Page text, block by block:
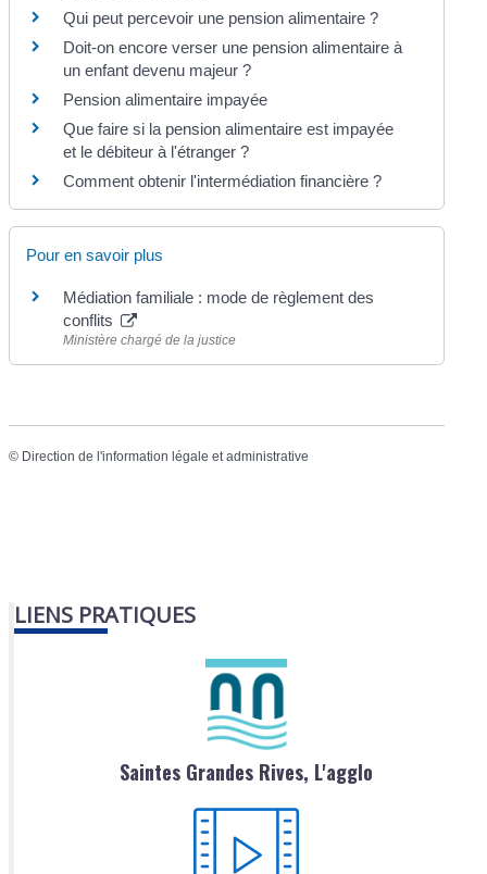
Qui peut percevoir une pension alimentaire ?
Doit-on encore verser une pension alimentaire à
un enfant devenu majeur ?
Pension alimentaire impayée
Que faire si la pension alimentaire est impayée
et le débiteur à l'étranger ?
Comment obtenir l'intermédiation financière ?
Pour en savoir plus
Médiation familiale : mode de règlement des
conflits
Ministère chargé de la justice
© Direction de l'information légale et administrative
LIENS PRATIQUES
Saintes Grandes Rives, L'agglo